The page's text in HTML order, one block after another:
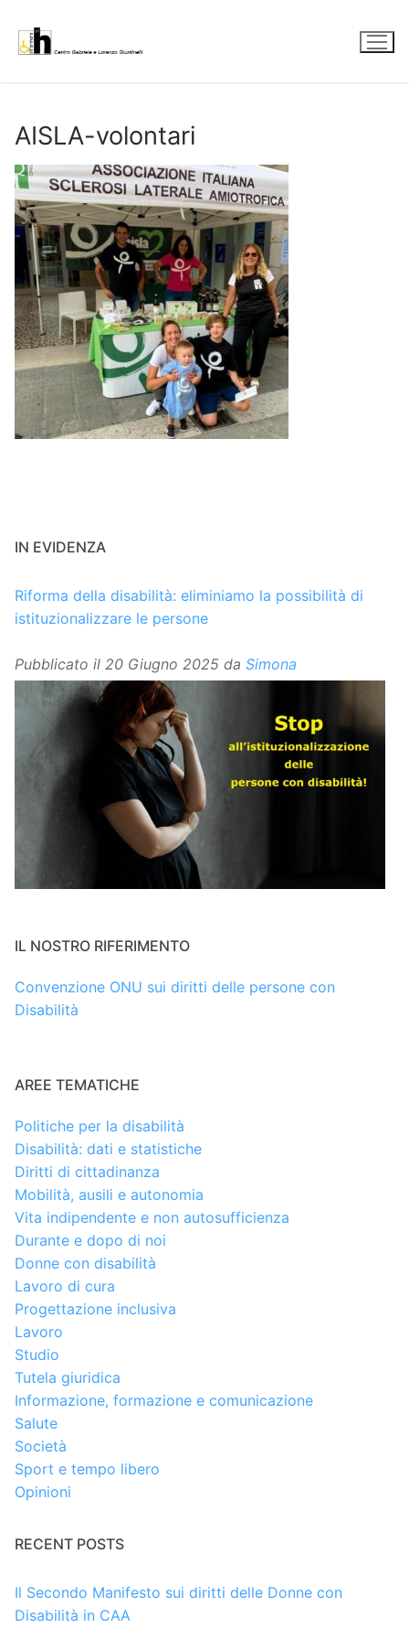
contenuto
AISLA-volontari
IN EVIDENZA
Riforma della disabilità: eliminiamo la possibilità di
istituzionalizzare le persone
Pubblicato il 20 Giugno 2025 da Simona
IL NOSTRO RIFERIMENTO
Convenzione ONU sui diritti delle persone con
Disabilità
AREE TEMATICHE
Politiche per la disabilità
Disabilità: dati e statistiche
Diritti di cittadinanza
Mobilità, ausili e autonomia
Vita indipendente e non autosufficienza
Durante e dopo di noi
Donne con disabilità
Lavoro di cura
Progettazione inclusiva
Lavoro
Studio
Tutela giuridica
Informazione, formazione e comunicazione
Salute
Società
Sport e tempo libero
Opinioni
RECENT POSTS
Il Secondo Manifesto sui diritti delle Donne con
Disabilità in CAA